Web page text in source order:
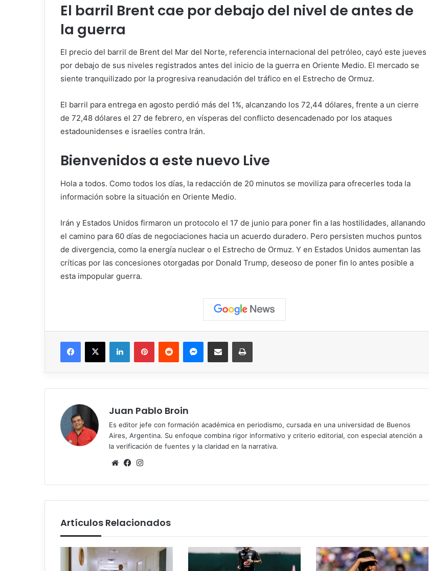
El barril Brent cae por debajo del nivel de antes de
la guerra
El precio del barril de Brent del Mar del Norte, referencia internacional del petróleo, cayó este jueves
por debajo de sus niveles registrados antes del inicio de la guerra en Oriente Medio. El mercado se
siente tranquilizado por la progresiva reanudación del tráfico en el Estrecho de Ormuz.
El barril para entrega en agosto perdió más del 1%, alcanzando los 72,44 dólares, frente a un cierre
de 72,48 dólares el 27 de febrero, en vísperas del conflicto desencadenado por los ataques
estadounidenses e israelíes contra Irán.
Bienvenidos a este nuevo Live
Hola a todos. Como todos los días, la redacción de 20 minutos se moviliza para ofrecerles toda la
información sobre la situación en Oriente Medio.
Irán y Estados Unidos firmaron un protocolo el 17 de junio para poner fin a las hostilidades, allanando
el camino para 60 días de negociaciones hacia un acuerdo duradero. Pero persisten muchos puntos
de divergencia, como la energía nuclear o el Estrecho de Ormuz. Y en Estados Unidos aumentan las
críticas por las concesiones otorgadas por Donald Trump, deseoso de poner fin lo antes posible a
esta impopular guerra.
Facebook
X LinkedInPinterestReddit MessengerCompartir vía correo electrónicoImprimir
Juan Pablo Broin
Es editor jefe con formación académica en periodismo, cursada en una universidad de Buenos
Aires, Argentina. Su enfoque combina rigor informativo y criterio editorial, con especial atención a
la verificación de fuentes y la claridad en la narrativa.
SitioFacebook
Artículos Relacionados